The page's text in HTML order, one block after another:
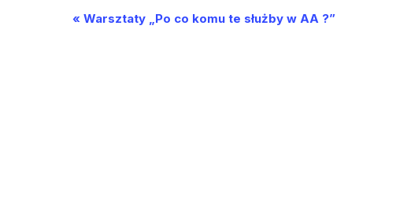
Wydarzenie
« Warsztaty „Po co komu te służby w AA ?”